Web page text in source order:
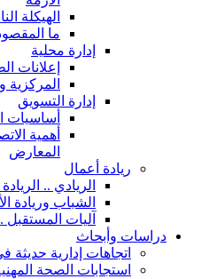
الهيكلة
ما
إدارة محلية
إعلانات
المركزية
إدارة التسويق
أساسيات
أهمية
المعارض
ريادة أعمال
الريادي .. الريادة
الشباب وريادة
آليات
دراسات وأبحاث
اتجاهات إدارية حديثة
استجابات الصحة المهنية